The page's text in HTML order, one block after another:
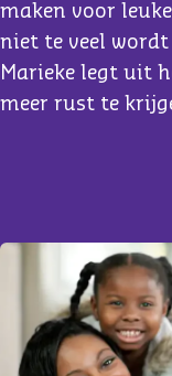
maken voor
niet te veel wordt
Marieke legt uit
meer rust te